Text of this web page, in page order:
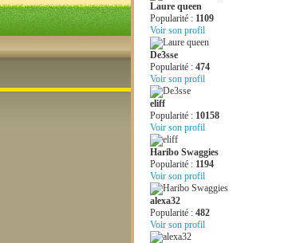
Laure queen
Popularité : 1109
Voir son profil
De3sse
Popularité : 474
Voir son profil
eliff
Popularité : 10158
Voir son profil
Haribo Swaggies
Popularité : 1194
Voir son profil
alexa32
Popularité : 482
Voir son profil